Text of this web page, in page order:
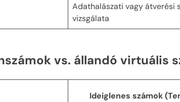
Adathalászati ​​vagy átverési
vizsgálata
vs. állandó virtuális
Ideiglenes számok